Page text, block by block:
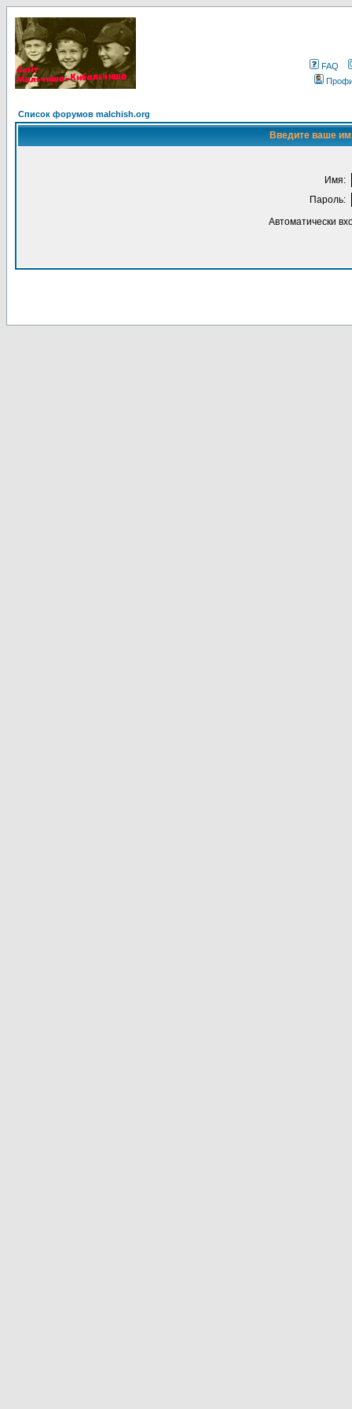
FAQ
Список форумов malchish.org
Введите ваше
Имя:
Пароль:
Автоматически